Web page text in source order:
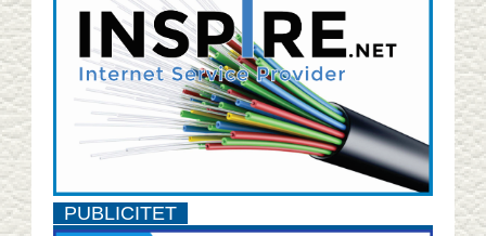
PUBLICITET